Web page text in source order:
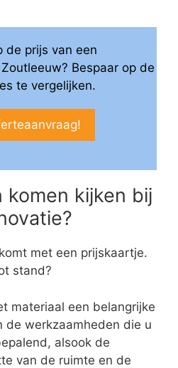
de prijs van een
Bespaar op de
te vergelijken.
komen kijken bij
met een prijskaartje.
stand?
materiaal een belangrijke
de werkzaamheden die u
alsook de
van de ruimte en de